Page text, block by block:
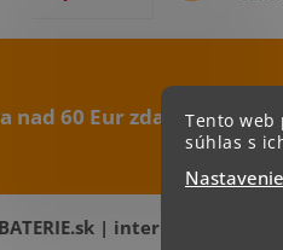
Tento web
súhlas s
Nastavenie
nad 60 Eur zdarma
BATERIE.sk | internetový obchod